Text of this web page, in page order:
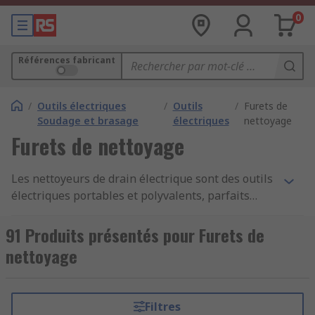
0
Références fabricant
/ Outils électriques
Soudage et brasage
/ Outils
électriques
/ Furets de
nettoyage
Furets de nettoyage
Les nettoyeurs de drain électrique sont des outils
électriques portables et polyvalents, parfaits
bricolage. Grâce à un axe flexible et à des
moteurs puissants, les nettoyeurs de drain sans
fil sont parfaits pour atteindre tous les endroits
de passer. Les nettoyeurs de drain alimentés par
91 Produits présentés pour Furets de
nettoyage
Filtres